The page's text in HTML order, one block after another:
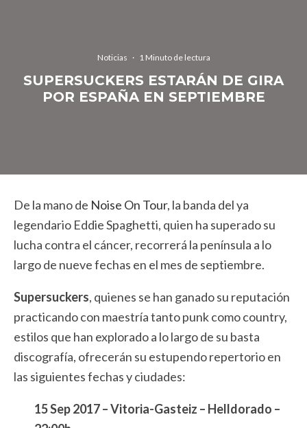
Noticias · 1 Minuto de lectura
SUPERSUCKERS ESTARÁN DE GIRA
POR ESPAÑA EN SEPTIEMBRE
De la mano de Noise On Tour, la banda del ya
legendario Eddie Spaghetti, quien ha superado su
lucha contra el cáncer, recorrerá la península a lo
largo de nueve fechas en el mes de septiembre.
Supersuckers, quienes se han ganado su reputación
practicando con maestría tanto punk como country,
estilos que han explorado a lo largo de su basta
discografía, ofrecerán su estupendo repertorio en
las siguientes fechas y ciudades:
15 Sep 2017 – Vitoria-Gasteiz – Helldorado –